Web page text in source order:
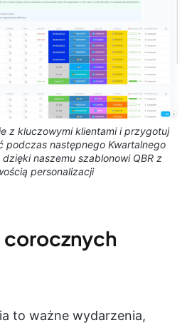
z kluczowymi klientami i przygotuj
podczas następnego Kwartalnego
naszemu szablonowi QBR z
personalizacji
corocznych
to ważne wydarzenia,